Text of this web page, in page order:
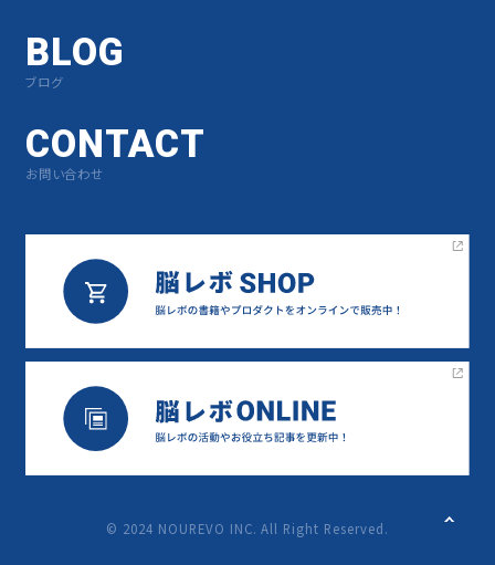
BLOG
ブログ
CONTACT
お問い合わせ
©︎ 2024 NOUREVO INC. All Right Reserved.